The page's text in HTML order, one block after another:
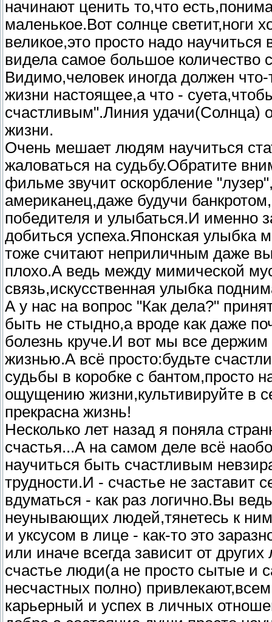
начинают ценить то,что
маленькое.Вот солнце светит,ноги
великое,это просто надо
видела самое большое количество
Видимо,человек иногда должен
жизни настоящее,а что -
счастливым".Линия удачи(Солнца)
жизни.
Очень мешает людям научиться
жаловаться на судьбу.Обратите
фильме звучит оскорбление
американец,даже будучи
победителя и улыбаться.И именно
добиться успеха.Японская улыбка
тоже считают неприличным даже
плохо.А ведь между мимической
связь,искусственная улыбка
А у нас на вопрос "Как дела?"
быть не стыдно,а вроде как даже
болезнь круче.И вот мы все держим
жизнью.А всё просто:будьте
судьбы в коробке с бантом,просто
ощущению жизни,культивируйте в
прекрасна жизнь!
Несколько лет назад я поняла
счастья...А на самом деле всё
научиться быть счастливым
трудности.И - счастье не заставит
вдуматься - как раз логично.Вы
неунывающих людей,тянетесь к
и уксусом в лице - как-то это
или иначе всегда зависит от
счастье люди(а не просто сытые и
несчастных полно)
карьерный и успех в личных